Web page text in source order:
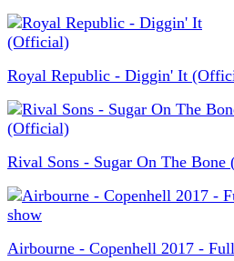
Royal Republic - Diggin' It
Rival Sons - Sugar On The
Airbourne - Copenhell 2017 -